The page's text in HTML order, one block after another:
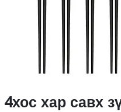
хар савх